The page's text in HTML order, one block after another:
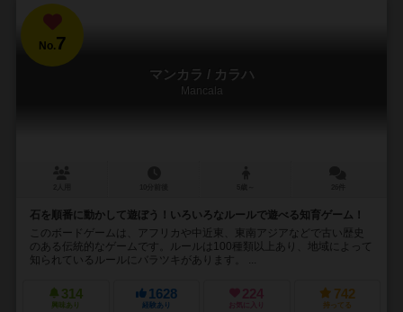
No.7
マンカラ / カラハ
Mancala
石を順番に動かして遊ぼう！いろいろなルールで遊べる知育ゲーム！
このボードゲームは、アフリカや中近東、東南アジアなどで古い歴史
のある伝統的なゲームです。ルールは100種類以上あり、地域によって
知られているルールにバラツキがあります。 ...
314
興味あり
1628
経験あり
224
お気に入り
742
持ってる